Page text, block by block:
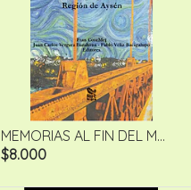
MEMORIAS AL FIN DEL M...
$8.000